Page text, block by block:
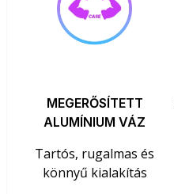
MEGERŐSÍTETT
ALUMÍNIUM VÁZ
Tartós, rugalmas és
könnyű kialakítás